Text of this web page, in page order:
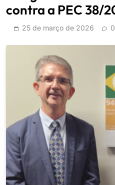
contra a PEC 38/
25 de março de 2026 0